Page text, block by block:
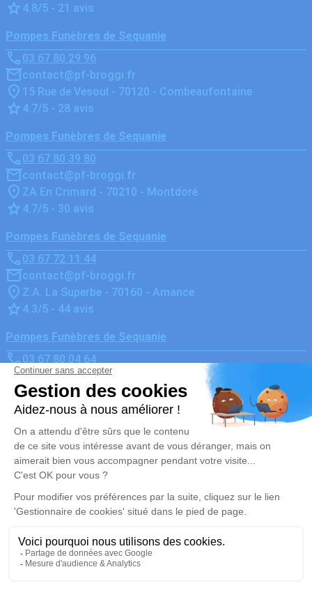
4.8/5 - 21 avis
Pompes Funèbres de Sequanie
03 67 80 29 96
contact@pf-broggi.fr
15 Rue de Vesoul - 70120 - Combeaufontaine
4.7/5 - 28 avis
Pompes Funèbres de Sequanie
03 67 80 39 80
contact@pf-broggi.fr
ZA En Crimard - 70210 - Montdoré
4.7/5 - 30 avis
Pompes Funèbres de Sequanie
03 67 72 11 44
contact@pf-broggi.fr
Z.A. La Superbe - 70160 - Amance
4.3/5 - 44 avis
Pompes Funèbres de Sequanie
03 67 80 04 64
contact@pf-broggi.fr
Z.A. La Mognotte - 70170 - Port-Sur-Saône
3.7/5 - 65 avis
Nos Services
Organiser des obsèques
Monuments funéraires
Services aux familles
Liens utiles
Avis de décès
Demande de rendez-vous en
Nos réseaux sociaux
Politique de traitement des données personnelles
Politique d’utilisation des cookies